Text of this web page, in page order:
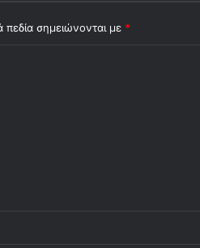
σημειώνονται με *